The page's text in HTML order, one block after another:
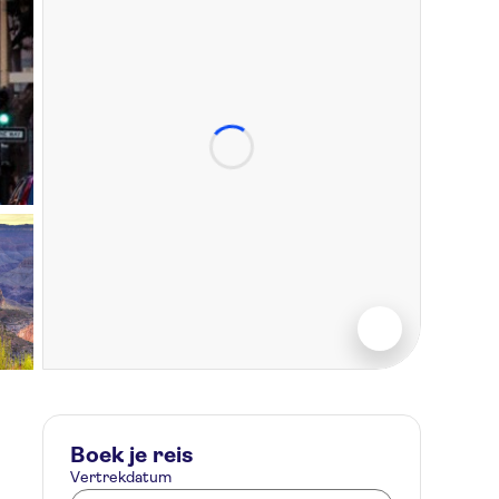
Boek je reis
Vertrekdatum